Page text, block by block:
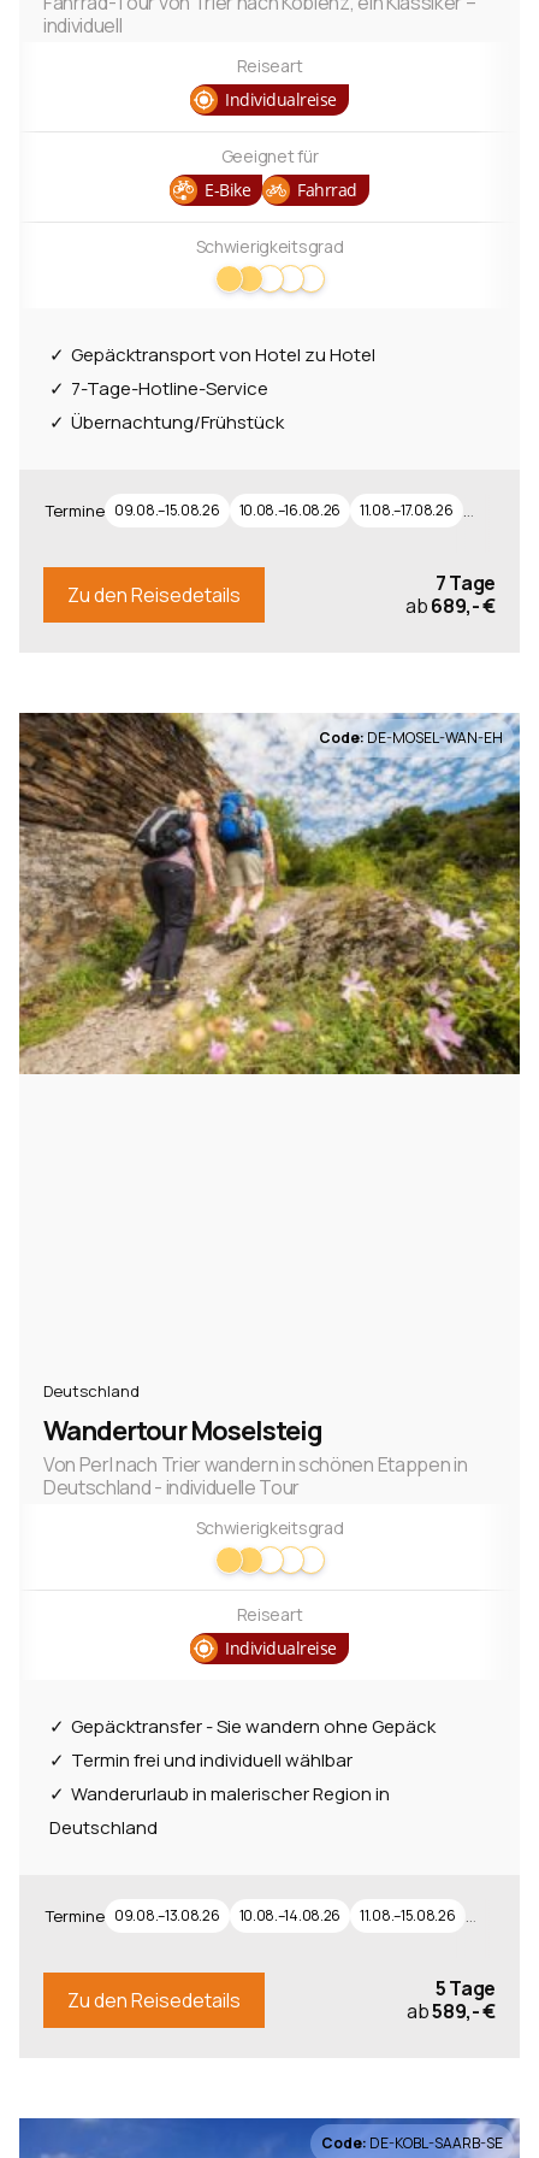
individuell
Schwierigkeitsgrad
Reiseart
Individualreise
Geeignet für
E-Bike
Fahrrad
Gepäcktransport von Hotel zu Hotel
7-Tage-Hotline-Service
Übernachtung/Frühstück
Termine 09.08.–15.08.26 10.08.–16.08.26 11.08.–17.08.26 …
Zu den Reisedetails
7 Tage
ab689,- €
Code: DE-MOSEL-WAN-EH
Deutschland
Wandertour Moselsteig
Von Perl nach Trier wandern in schönen Etappen in
Deutschland - individuelle Tour
Schwierigkeitsgrad
Reiseart
Individualreise
Gepäcktransfer - Sie wandern ohne Gepäck
Termin frei und individuell wählbar
Wanderurlaub in malerischer Region in
Deutschland
Termine 09.08.–13.08.26 10.08.–14.08.26 11.08.–15.08.26 …
Zu den Reisedetails
5 Tage
ab589,- €
Code: DE-KOBL-SAARB-SE
Mosel Radweg
Moselsteig 1
Deutschland
Regionen